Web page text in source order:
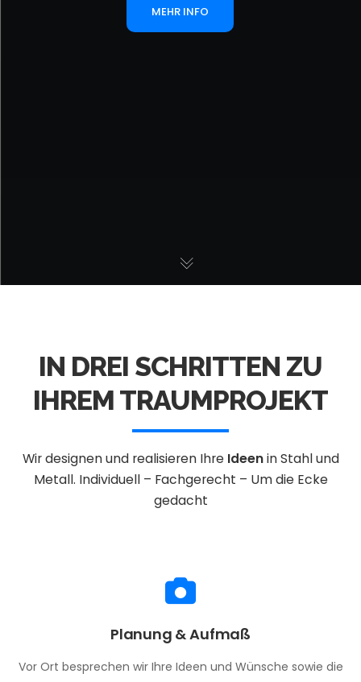
MEHR INFO
IN DREI SCHRITTEN ZU
IHREM TRAUMPROJEKT
Wir designen und realisieren Ihre Ideenin Stahl und
Metall. Individuell – Fachgerecht – Um die Ecke
gedacht
Planung & Aufmaß
Vor Ort besprechen wir Ihre Ideen und Wünsche sowie die